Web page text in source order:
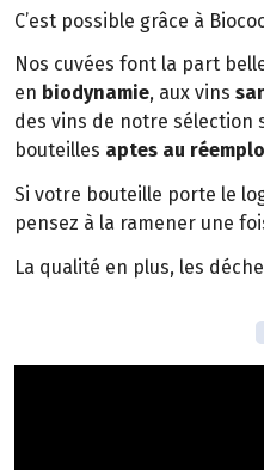
C’est possible grâce à
Nos cuvées font la part
en biodynamie, aux vins
des vins de notre sélection
bouteilles aptes au
Si votre bouteille porte le
pensez à la ramener une
La qualité en plus, les